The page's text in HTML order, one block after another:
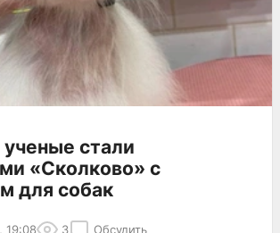
стали
«Сколково» с
для собак
19:08 3 Обсудить